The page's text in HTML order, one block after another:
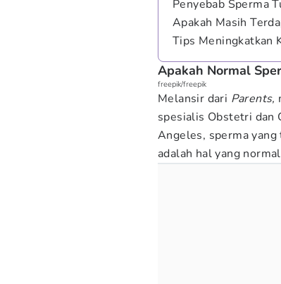
Penyebab Sperma
Apakah Masih
Tips Meningkatkan
Apakah Normal
freepik/freepik
Melansir dari Parents,
spesialis Obstetri dan
Angeles, sperma
adalah hal yang